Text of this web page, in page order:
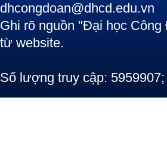
dhcongdoan@dhcd.edu.vn
Ghi rõ nguồn "Đại học
từ website.
Số lượng truy cập: